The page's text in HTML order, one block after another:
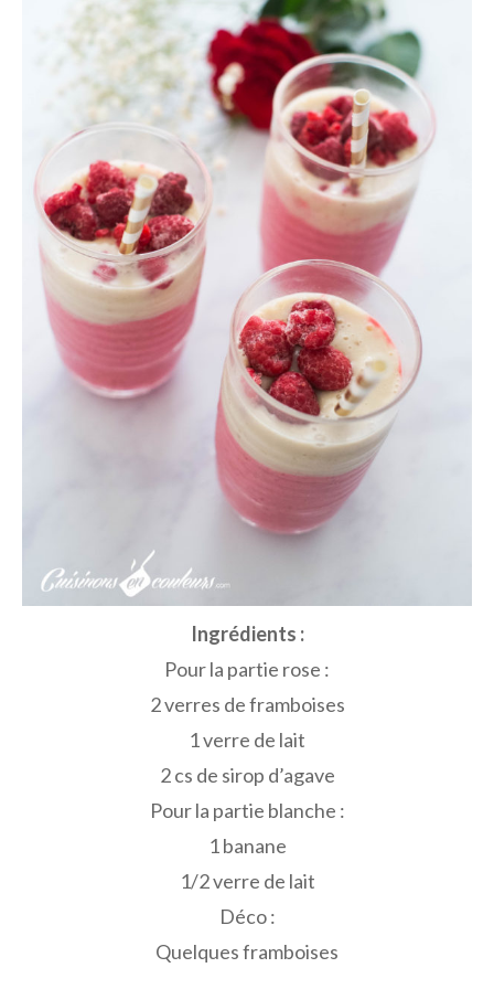
Ingrédients :
Pour la partie rose :
2 verres de framboises
1 verre de lait
2 cs de sirop d’agave
Pour la partie blanche :
1 banane
1/2 verre de lait
Déco :
Quelques framboises